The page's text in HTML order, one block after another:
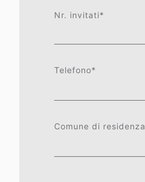
Nr. invitati*
Telefono*
Comune di residenza